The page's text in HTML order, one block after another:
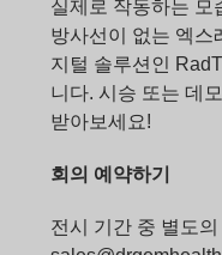
실제로 작동하는 모
방사선이 없는 엑스
지털 솔루션인
니다. 시승 또는 데
받아보세요!
회의 예약하기
전시 기간 중 별도